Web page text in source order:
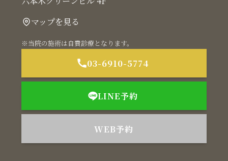
マップを見る
※当院の施術は自費診療となります。
03-6910-5774
LINE予約
WEB予約